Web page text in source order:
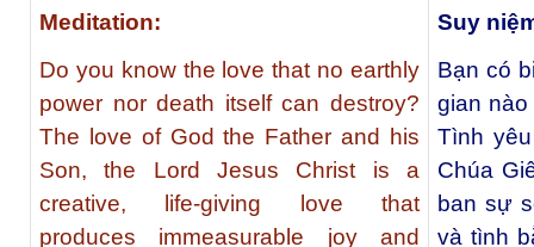
Meditation:
Do you know the love that no earthly
power nor death itself can destroy?
The love of God the Father and his
Son, the Lord Jesus Christ is a
creative, life-giving love that
produces immeasurable joy and
Suy
Bạn có
gian
Tình
Chúa
ban sự
và tình